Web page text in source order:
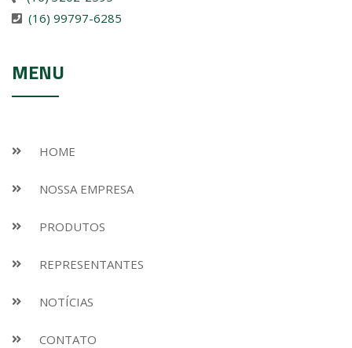
(16) 99797-6285
MENU
HOME
NOSSA EMPRESA
PRODUTOS
REPRESENTANTES
NOTÍCIAS
CONTATO